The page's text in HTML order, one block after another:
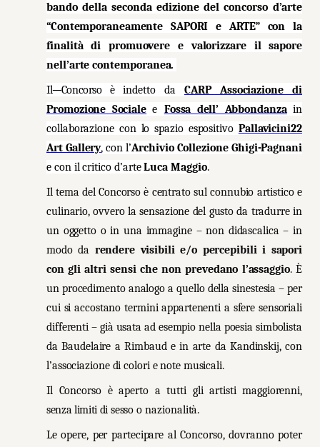
bando della seconda edizione delconcorso d’arte
“Contemporaneamente SAPORI e ARTE” con la
finalitàdi promuovere evalorizzare
il sapore
nell’arte contemporanea.
Il
Concorso èindetto da CARP Associazione di
Promozione Sociale e Fossa dell’ Abbondanzain
collaborazione con lo spazio espositivo Pallavicini22
Art Gallery, con l’Archivio Collezione Ghigi-Pagnani
e con il critico d’arteLuca Maggio.
Il tema del Concorso è centrato sul connubio artistico e
culinario, ovvero la sensazione del gusto da tradurre in
un oggetto o in una immagine – non didascalica – in
modo da rendere visibili e/o percepibili i sapori
con gli altri sensi che non prevedano l’assaggio. È
un procedimento analogo a quello della sinestesia – per
cui si accostano termini appartenenti a sfere sensoriali
differenti – già usata ad esempio nella poesia simbolista
da Baudelaire a Rimbaud e in arte da Kandinskij, con
l’associazione di colori e note musicali.
Il Concorso èaperto atutti gli artisti maggiorenni,
senza limiti di sesso o nazionalità.
Le opere, per partecipare alConcorso, dovranno poter